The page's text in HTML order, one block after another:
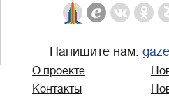
Напишите нам:
О проекте
Контакты